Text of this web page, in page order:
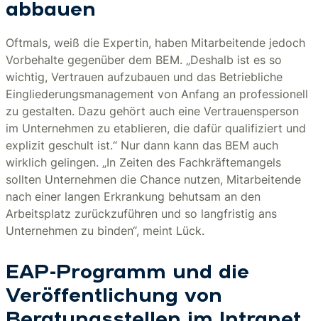
abbauen
Oftmals, weiß die Expertin, haben Mitarbeitende jedoch
Vorbehalte gegenüber dem BEM. „Deshalb ist es so
wichtig, Vertrauen aufzubauen und das Betriebliche
Eingliederungsmanagement von Anfang an professionell
zu gestalten. Dazu gehört auch eine Vertrauensperson
im Unternehmen zu etablieren, die dafür qualifiziert und
explizit geschult ist.“ Nur dann kann das BEM auch
wirklich gelingen. „In Zeiten des Fachkräftemangels
sollten Unternehmen die Chance nutzen, Mitarbeitende
nach einer langen Erkrankung behutsam an den
Arbeitsplatz zurückzuführen und so langfristig ans
Unternehmen zu binden“, meint Lück.
EAP-Programm und die
Veröffentlichung von